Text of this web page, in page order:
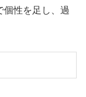
個性を足し、過